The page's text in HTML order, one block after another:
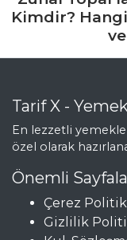
Kimdir?
Tarif X -
En lezzetli
özel olarak
Önemli
Çerez
Gizlilik